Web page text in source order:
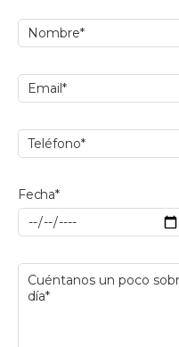
Fecha*